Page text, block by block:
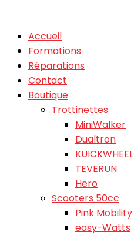
Accueil
Formations
Réparations
Contact
Boutique
Trottinettes
MiniWalker
Dualtron
KUICKWHEEL
TEVERUN
Hero
Scooters 50cc
Pink Mobility
easy-Watts